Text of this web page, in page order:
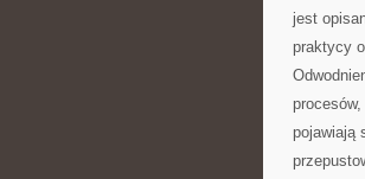
jest
praktycy
pojawiają